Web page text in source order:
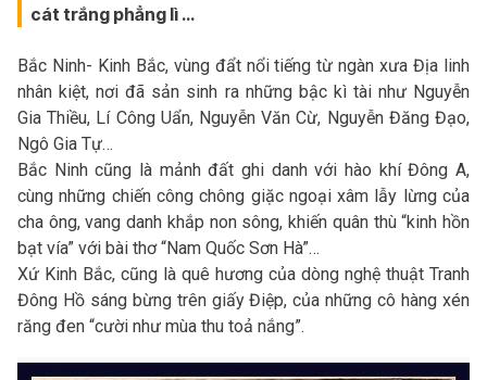
cát trắng phẳng lì …
Bắc Ninh- Kinh Bắc, vùng đẩt nổi tiếng từ ngàn xưa Địa linh
nhân kiệt, nơi đã sản sinh ra những bậc kì tài như Nguyễn
Gia Thiều, Lí Công Uẩn, Nguyễn Văn Cừ, Nguyễn Đăng Đạo,
Ngô Gia Tự…
Bắc Ninh cũng là mảnh đất ghi danh với hào khí Đông A,
cùng những chiến công chông giặc ngoại xâm lẫy lừng của
cha ông, vang danh khắp non sông, khiến quân thù “kinh hồn
bạt vía” với bài thơ “Nam Quốc Sơn Hà”…
Xứ Kinh Bắc, cũng là quê hương của dòng nghệ thuật Tranh
Đông Hồ sáng bừng trên giấy Điệp, của những cô hàng xén
răng đen “cười như mùa thu toả nắng”.